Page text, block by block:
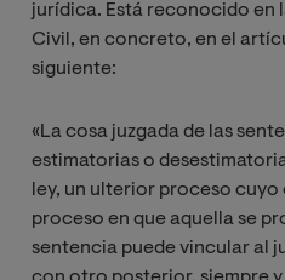
jurídica. Está reconocido en
Civil, en concreto, en el
siguiente:
«La cosa juzgada de las
estimatorias o
ley, un ulterior proceso
proceso en que aquella se
sentencia puede vincular al